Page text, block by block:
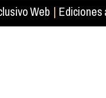
Web |